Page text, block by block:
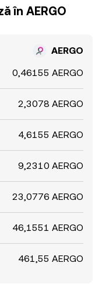
în AERGO
AERGO
0,46155 AERGO
2,3078 AERGO
4,6155 AERGO
9,2310 AERGO
23,0776 AERGO
46,1551 AERGO
461,55 AERGO